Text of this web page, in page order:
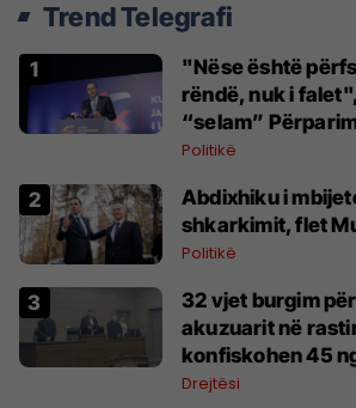
Trend Telegrafi
"Nëse është
rëndë, nuk i
“selam”
Politikë
Abdixhiku i
shkarkimit, flet
Politikë
32 vjet burgim
akuzuarit në
konfiskohen 45
kadastrale
Drejtësi